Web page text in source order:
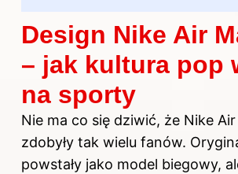
Design Nike Air
– jak kultura pop
na sporty
Nie ma co się dziwić, że Nike
zdobyły tak wielu fanów.
powstały jako model biegowy,